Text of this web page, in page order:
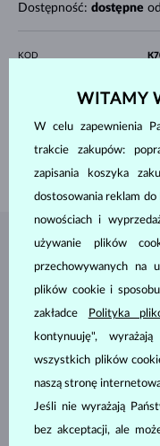
Dostępność: dostępne
KOD
SZEROKOŚĆ
BIŻUTERIA
WITAMY
W celu zapewnienia
trakcie zakupów:
zapisania koszyka
dostosowania reklam
nowościach i
używanie plików
przechowywanych na
plików cookie i
zakładce
Polityka
kontynuuję",
wszystkich plików
naszą stronę
Jeśli nie wyrażają
bez akceptacji, ale